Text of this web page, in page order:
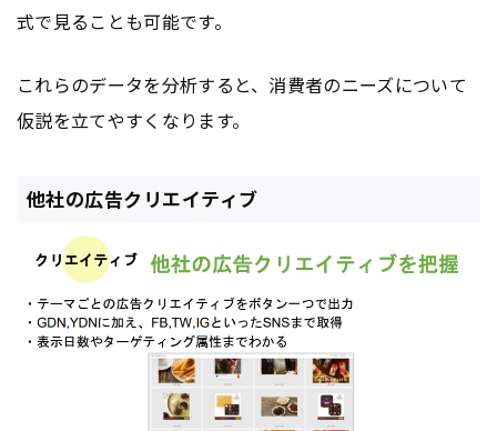
式で見ることも可能です。
これらのデータを分析すると、消費者のニーズについて
仮説を立てやすくなります。
他社の広告クリエイティブ